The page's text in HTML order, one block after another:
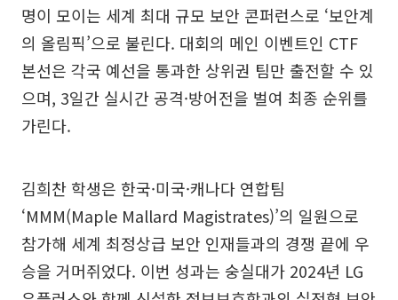
명이 모이는 세계 최대 규모 보안 콘퍼런스로 ‘보안계
의 올림픽’으로 불린다. 대회의 메인 이벤트인 CTF
본선은 각국 예선을 통과한 상위권 팀만 출전할 수 있
으며, 3일간 실시간 공격·방어전을 벌여 최종 순위를
가린다.
김희찬 학생은 한국·미국·캐나다 연합팀
‘MMM(Maple Mallard Magistrates)’의 일원으로
참가해 세계 최정상급 보안 인재들과의 경쟁 끝에 우
승을 거머쥐었다. 이번 성과는 숭실대가 2024년 LG